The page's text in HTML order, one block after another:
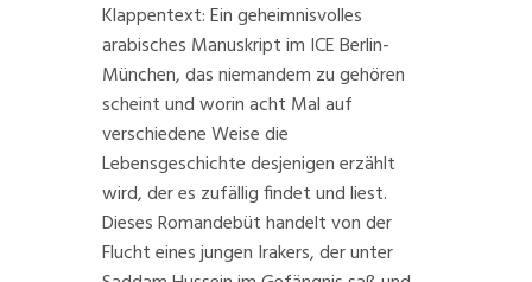
Klappentext: Ein geheimnisvolles
arabisches Manuskript im ICE Berlin-
München, das niemandem zu gehören
scheint und worin acht Mal auf
verschiedene Weise die
Lebensgeschichte desjenigen erzählt
wird, der es zufällig findet und liest.
Dieses Romandebüt handelt von der
Flucht eines jungen Irakers, der unter